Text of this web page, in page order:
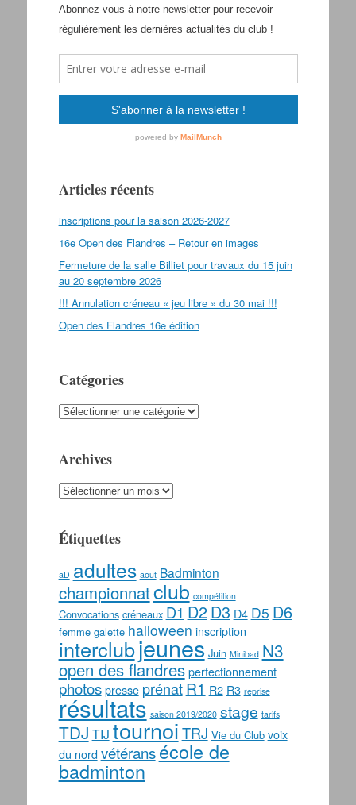
Articles récents
inscriptions pour la saison 2026-2027
16e Open des Flandres – Retour en images
Fermeture de la salle Billiet pour travaux du 15 juin
au 20 septembre 2026
!!! Annulation créneau « jeu libre » du 30 mai !!!
Open des Flandres 16e édition
Catégories
Catégories
Archives
Archives
Étiquettes
aD adultes août Badminton
championnatclub compétition
Convocations créneaux D1 D2 D3 D4 D5 D6
femme galette halloween inscription
interclubjeunes Juin Minibad N3
open des flandres perfectionnement
photos presse prénat R1 R2 R3 reprise
résultats saison 2019/2020 stage tarifs
TDJ TIJ tournoiTRJ Vie du Club voix
du nord vétéransécole de
badminton